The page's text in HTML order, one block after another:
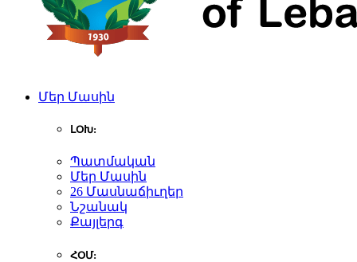
Մեր Մասին
ԼՕԽ:
Պատմական
Մեր Մասին
26 Մասնաճիւղեր
Նշանակ
Քայլերգ
ՀՕՄ: